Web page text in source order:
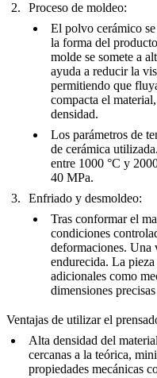
Proceso de moldeo:
El polvo cerámico
la forma del
molde se somete a
ayuda a reducir la
permitiendo que
compacta el
densidad.
Los parámetros de
de cerámica
entre 1000 °C y
40 MPa.
Enfriado y desmoldeo:
Tras conformar el
condiciones
deformaciones. Una
endurecida. La
adicionales como
dimensiones
Ventajas de utilizar el
Alta densidad del
cercanas a la teórica,
propiedades mecánicas